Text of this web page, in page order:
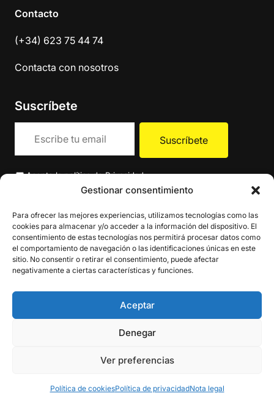
Gestionar consentimiento
Para ofrecer las mejores experiencias, utilizamos tecnologías como las
cookies para almacenar y/o acceder a la información del dispositivo. El
consentimiento de estas tecnologías nos permitirá procesar datos como
el comportamiento de navegación o las identificaciones únicas en este
sitio. No consentir o retirar el consentimiento, puede afectar
negativamente a ciertas características y funciones.
Aceptar
Denegar
Ver preferencias
Política de cookiesPolítica de privacidadNota legal
Contacto
(+34) 623 75 44 74
Contacta con nosotros
Suscríbete
Acepto lapolítica de Privacidad.